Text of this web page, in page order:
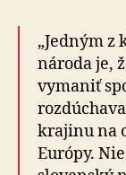
„Jedným z
národa je,
vymaniť
krajinu na
Európy.